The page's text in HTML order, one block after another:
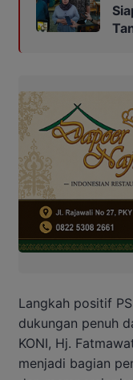
Langkah positif
dukungan penuh
KONI, Hj.
menjadi bagian